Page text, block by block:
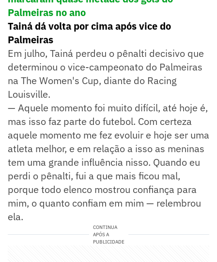
Palmeiras no ano
Tainá dá volta por cima após vice do
Palmeiras
Em julho, Tainá perdeu o pênalti decisivo que
determinou o vice-campeonato do Palmeiras
na The Women's Cup, diante do Racing
Louisville.
— Aquele momento foi muito difícil, até hoje é,
mas isso faz parte do futebol. Com certeza
aquele momento me fez evoluir e hoje ser uma
atleta melhor, e em relação a isso as meninas
tem uma grande influência nisso. Quando eu
perdi o pênalti, fui a que mais ficou mal,
porque todo elenco mostrou confiança para
mim, o quanto confiam em mim — relembrou
ela.
CONTINUA
APÓS A
PUBLICIDADE